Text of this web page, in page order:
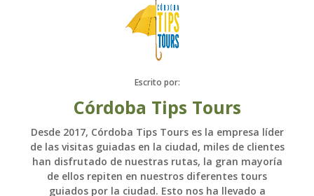
Escrito por:
Córdoba Tips Tours
Desde 2017, Córdoba Tips Tours es la empresa líder
de las visitas guiadas en la ciudad, miles de clientes
han disfrutado de nuestras rutas, la gran mayoría
de ellos repiten en nuestros diferentes tours
guiados por la ciudad. Esto nos ha llevado a